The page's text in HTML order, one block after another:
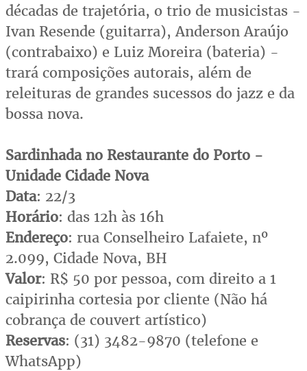
décadas de trajetória, o trio de musicistas -
Ivan Resende (guitarra), Anderson Araújo
(contrabaixo) e Luiz Moreira (bateria) -
trará composições autorais, além de
releituras de grandes sucessos do jazz e da
bossa nova.
Sardinhada no Restaurante do Porto -
Unidade Cidade Nova
Data: 22/3
Horário: das 12h às 16h
Endereço: rua Conselheiro Lafaiete, nº
2.099, Cidade Nova, BH
Valor: R$ 50 por pessoa, com direito a 1
caipirinha cortesia por cliente (Não há
cobrança de couvert artístico)
Reservas: (31) 3482-9870 (telefone e
WhatsApp)